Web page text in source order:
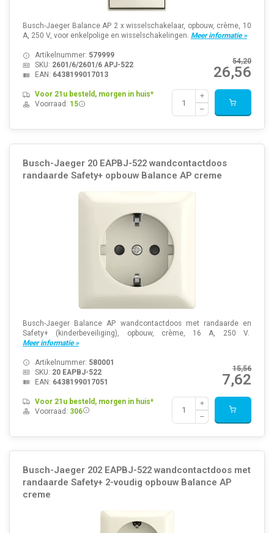
Busch-Jaeger Balance AP 2 x wisselschakelaar, opbouw, crème, 10
A, 250 V, voor enkelpolige en wisselschakelingen. Meer informatie »
54,20
26,56
Artikelnummer: 579999
SKU: 2601/6/2601/6 APJ-522
EAN: 6438199017013
Voor 21u besteld, morgen in huis*
Voorraad: 15
Busch-Jaeger 20 EAPBJ-522 wandcontactdoos
randaarde Safety+ opbouw Balance AP creme
Busch-Jaeger Balance AP wandcontactdoos met randaarde en
Safety+ (kinderbeveiliging), opbouw, crème, 16 A, 250 V.
Meer informatie »
15,56
7,62
Artikelnummer: 580001
SKU: 20 EAPBJ-522
EAN: 6438199017051
Voor 21u besteld, morgen in huis*
Voorraad: 306
Busch-Jaeger 202 EAPBJ-522 wandcontactdoos met
randaarde Safety+ 2-voudig opbouw Balance AP
creme